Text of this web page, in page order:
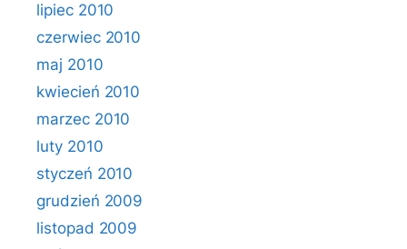
lipiec 2010
czerwiec 2010
maj 2010
kwiecień 2010
marzec 2010
luty 2010
styczeń 2010
grudzień 2009
listopad 2009